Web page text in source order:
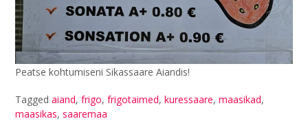
Peatse kohtumiseni Sikassaare Aiandis!
Tagged aiand, frigo, frigotaimed, kuressaare, maasikad,
maasikas, saaremaa